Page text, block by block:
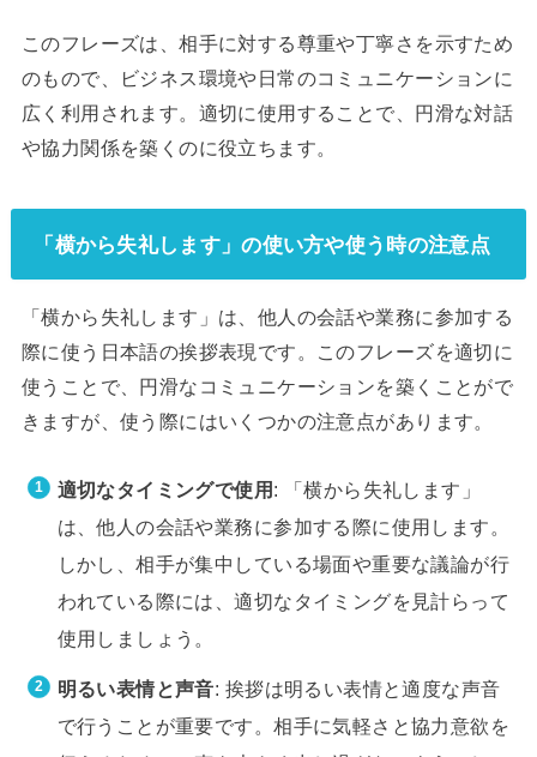
このフレーズは、相手に対する尊重や丁寧さを示すため
のもので、ビジネス環境や日常のコミュニケーションに
広く利用されます。適切に使用することで、円滑な対話
や協力関係を築くのに役立ちます。
「横から失礼します」の使い方や使う時の注意点
「横から失礼します」は、他人の会話や業務に参加する
際に使う日本語の挨拶表現です。このフレーズを適切に
使うことで、円滑なコミュニケーションを築くことがで
きますが、使う際にはいくつかの注意点があります。
適切なタイミングで使用 : 「横から失礼します」
は、他人の会話や業務に参加する際に使用します。
しかし、相手が集中している場面や重要な議論が行
われている際には、適切なタイミングを見計らって
使用しましょう。
明るい表情と声音: 挨拶は明るい表情と適度な声音
で行うことが重要です。相手に気軽さと協力意欲を